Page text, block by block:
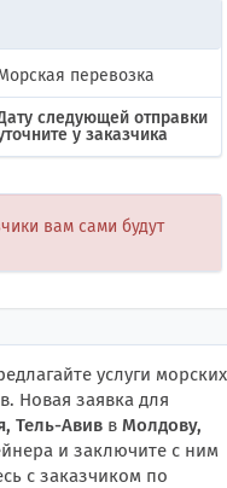
перевозка
следующей отправки
у заказчика
вам сами будут
услуги морских
Новая заявка для
Тель-Авив в Молдову,
и заключите с ним
с заказчиком по